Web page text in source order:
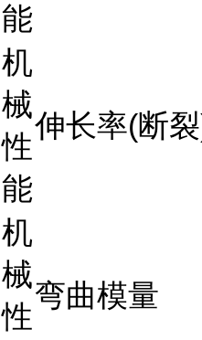
能
机
械
性
能
伸长率(断
机
械
性
弯曲模量